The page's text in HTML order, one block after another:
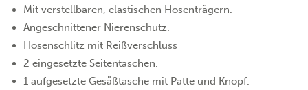
Mit verstellbaren, elastischen Hosenträgern.
Angeschnittener Nierenschutz.
Hosenschlitz mit Reißverschluss
2 eingesetzte Seitentaschen.
1 aufgesetzte Gesäßtasche mit Patte und Knopf.